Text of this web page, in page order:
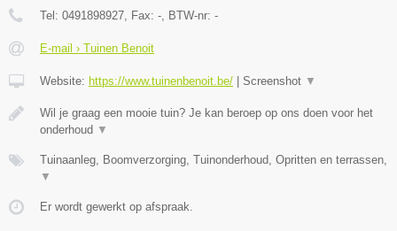
Tel: 0491898927 , Fax: - , BTW-nr: -
E-mail › Tuinen Benoit
Website: https://www.tuinenbenoit.be/ | Screenshot ▼
Wil je graag een mooie tuin? Je kan beroep op ons doen voor het
onderhoud ▼
Tuinaanleg, Boomverzorging, Tuinonderhoud, Opritten en terrassen,
▼
Er wordt gewerkt op afspraak.